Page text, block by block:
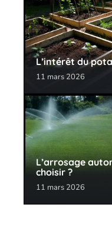
L’intérêt du
11 mars 2026
L’arrosage
choisir ?
11 mars 2026